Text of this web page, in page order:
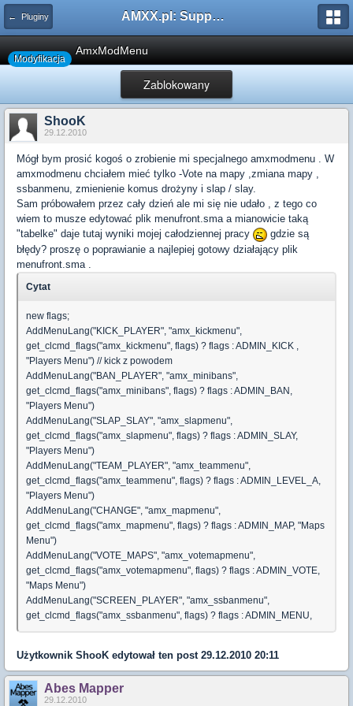
← Pluginy AMXX.pl: Support AMX Mod X i SourceMod
Modyfikacja
AmxModMenu
Zablokowany
ShooK
29.12.2010
Mógł bym prosić kogoś o zrobienie mi specjalnego amxmodmenu . W
amxmodmenu chciałem mieć tylko -Vote na mapy ,zmiana mapy ,
ssbanmenu, zmienienie komus drożyny i slap / slay.
Sam próbowałem przez cały dzień ale mi się nie udało , z tego co
wiem to musze edytować plik menufront.sma a mianowicie taką
"tabelke" daje tutaj wyniki mojej całodziennej pracy
gdzie są
błędy? proszę o poprawianie a najlepiej gotowy działający plik
menufront.sma .
Cytat
new flags;
AddMenuLang("KICK_PLAYER", "amx_kickmenu",
get_clcmd_flags("amx_kickmenu", flags) ? flags : ADMIN_KICK ,
"Players Menu") // kick z powodem
AddMenuLang("BAN_PLAYER", "amx_minibans",
get_clcmd_flags("amx_minibans", flags) ? flags : ADMIN_BAN,
"Players Menu")
AddMenuLang("SLAP_SLAY", "amx_slapmenu",
get_clcmd_flags("amx_slapmenu", flags) ? flags : ADMIN_SLAY,
"Players Menu")
AddMenuLang("TEAM_PLAYER", "amx_teammenu",
get_clcmd_flags("amx_teammenu", flags) ? flags : ADMIN_LEVEL_A,
"Players Menu")
AddMenuLang("CHANGE", "amx_mapmenu",
get_clcmd_flags("amx_mapmenu", flags) ? flags : ADMIN_MAP, "Maps
Menu")
AddMenuLang("VOTE_MAPS", "amx_votemapmenu",
get_clcmd_flags("amx_votemapmenu", flags) ? flags : ADMIN_VOTE,
"Maps Menu")
AddMenuLang("SCREEN_PLAYER", "amx_ssbanmenu",
get_clcmd_flags("amx_ssbanmenu", flags) ? flags : ADMIN_MENU,
Użytkownik ShooK edytował ten post 29.12.2010 20:11
Abes Mapper
29.12.2010